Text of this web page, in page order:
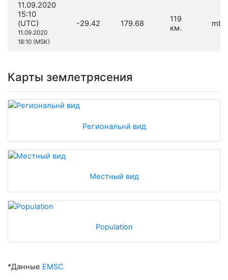
11.09.2020
15:10
(UTC)
11.09.2020
18:10 (MSK)
-29.42 179.68
119
км.
mb
Карты землетрясения
Региональнй вид
Местный вид
Population
*Данные EMSC